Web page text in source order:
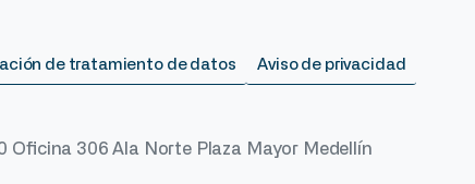
de tratamiento de datos Aviso de privacidad
Oficina 306 Ala Norte Plaza Mayor Medellín